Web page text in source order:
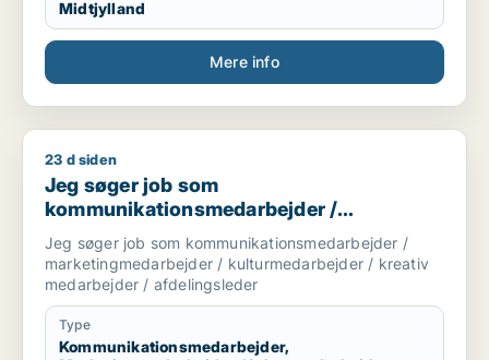
Midtjylland
Mere info
Jeg søger job som kommunikationsmedarbejder /
23 d siden
Jeg søger job som
kommunikationsmedarbejder /
marketingmedarbejder /
kulturmedarbejder / kreativ medarbejder /
afdelingsleder
Jeg søger job som kommunikationsmedarbejder /
marketingmedarbejder / kulturmedarbejder / kreativ
medarbejder / afdelingsleder
Type
Kommunikationsmedarbejder,